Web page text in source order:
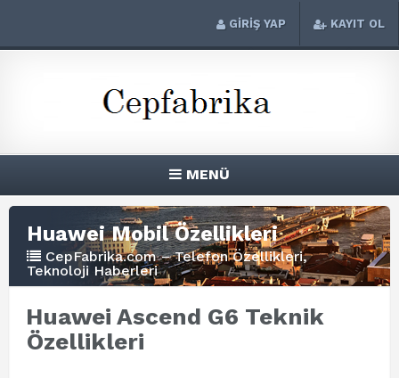
GİRİŞ YAP KAYIT OL
MENÜ
Huawei Mobil Özellikleri
CepFabrika.com – Telefon Özellikleri,
Teknoloji Haberleri
Huawei Ascend G6 Teknik
Özellikleri